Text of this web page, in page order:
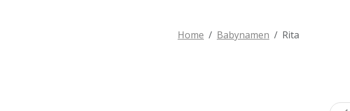
Home Babynamen Rita